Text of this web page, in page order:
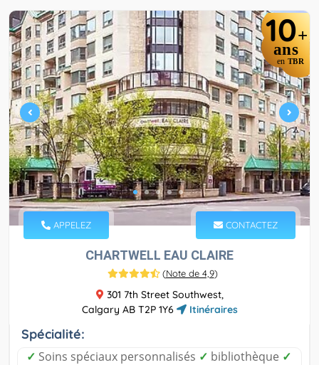
10+
ans
en TBR
APPELEZ CONTACTEZ
CHARTWELL EAU CLAIRE
(Note de 4,9)
301 7th Street Southwest,
Calgary AB T2P 1Y6
Itinéraires
Spécialité:
✓ Soins spéciaux personnalisés ✓ bibliothèque ✓